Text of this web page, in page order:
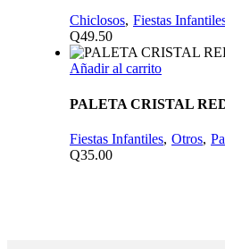
Chiclosos Fiestas
Q49.50
Añadir al carrito
PALETA CRISTAL
Fiestas Infantiles Otros
Q35.00